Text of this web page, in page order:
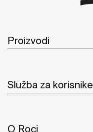
Proizvodi
Služba za korisnike
O Roci